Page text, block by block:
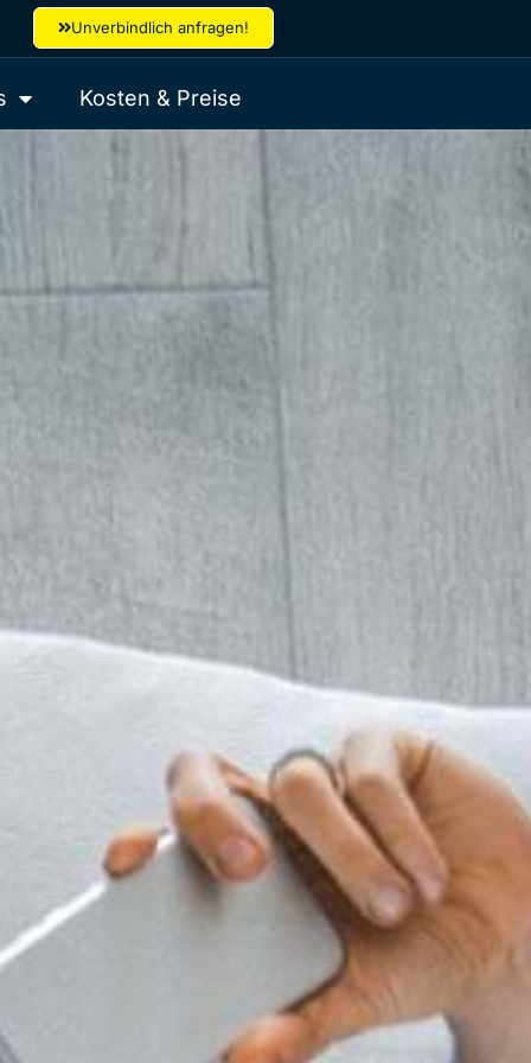
Unverbindlich anfragen!
Kosten & Preise